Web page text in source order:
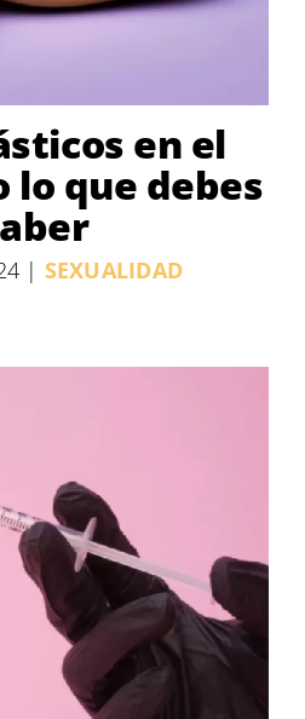
en el
lo que debes
| SEXUALIDAD